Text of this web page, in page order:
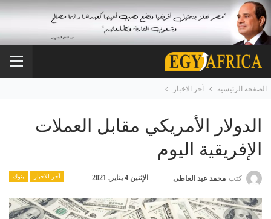
الصفحة الرئيسية آخر الاخبار
الدولار الأمريكي مقابل العملات
الإفريقية اليوم
آخر الاخبار بنوك كتب محمد عبد العاطى الإثنين 4 يناير, 2021